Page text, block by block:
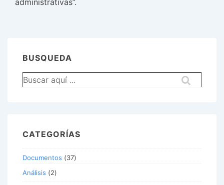
administrativas”.
BUSQUEDA
Buscar
por:
CATEGORÍAS
Documentos (37)
Análisis (2)